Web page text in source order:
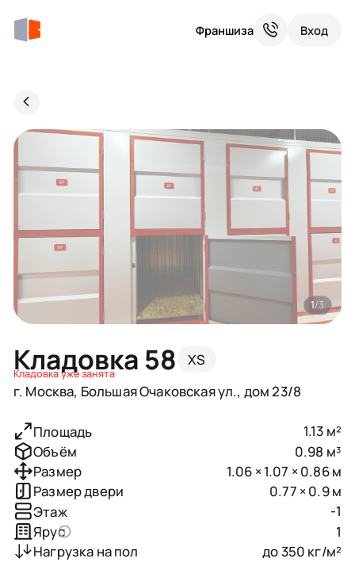
Франшиза Вход
Кладовка 58 XS
Кладовка уже занята
г. Москва, Большая Очаковская ул., дом 23/8
1/3
Площадь
1.13 м²
Объём
0.98 м³
Размер
1.06 × 1.07 × 0.86 м
Размер двери
0.77 × 0.9 м
Этаж
-1
Ярус
1
Нагрузка на пол
до 350 кг/м²